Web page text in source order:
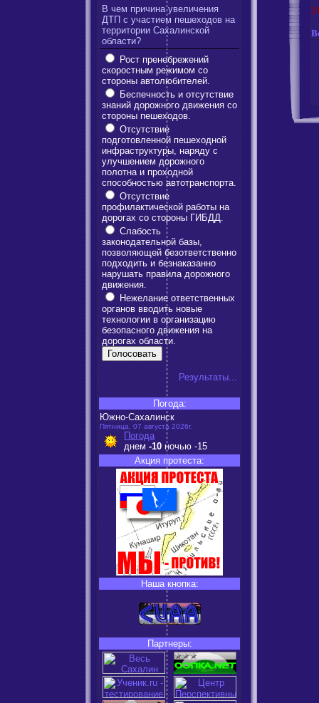
В чем причина увеличения
ДТП с участием пешеходов на
территории Сахалинской
области?
Рост пренебрежений
скоростным режимом со
стороны автолюбителей.
Беспечность и отсутствие
знаний дорожного движения со
стороны пешеходов.
Отсутствие
подготовленной пешеходной
инфраструктуры, наряду с
улучшением дорожного
полотна и проходной
способностью автотранспорта.
Отсутствие
профилактической работы на
дорогах со стороны ГИБДД.
Слабость
законодательной базы,
позволяющей безответственно
подходить и безнаказанно
нарушать правила дорожного
движения.
Нежелание ответственных
органов вводить новые
технологии в организацию
безопасного движения на
дорогах области.
Результаты...
Погода:
Южно-Сахалинск
Пятница, 07 августа 2026г.
Погода
днем -10 ночью -15
Акция протеста:
Наша кнопка:
Партнеры: